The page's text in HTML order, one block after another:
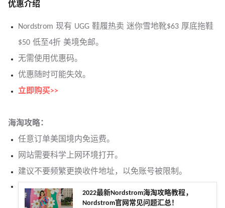
优惠介绍
Nordstrom 现有 UGG 鞋履热卖 迷你雪地靴$63 厚底拖鞋
$50 低至4折 美境免邮。
无需使用优惠码。
优惠随时可能失效。
立即购买>>
海淘攻略：
任意订单美国境内免运费。
网站需要科学上网环境打开。
建议不要频繁更换收件地址，以免账号被限制。
2022最新Nordstrom海淘攻略教程，
Nordstrom官网常见问题汇总！